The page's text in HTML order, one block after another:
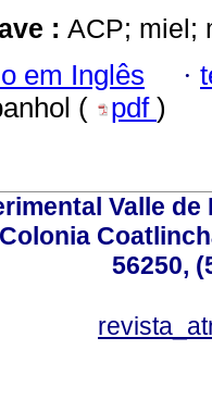
: ACP; miel;
em Inglês ·
( pdf )
Valle
56250,